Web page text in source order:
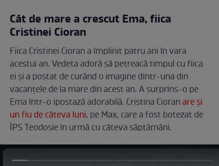
Cât de mare a crescut Ema, fiica
Cristinei Cioran
Fiica Cristinei Cioran a împlinit patru ani în vara
acestui an. Vedeta adoră să petreacă timpul cu fiica
ei și a postat de curând o imagine dintr-una din
vacanțele de la mare din acest an. A surprins-o pe
Ema într-o ipostază adorabilă. Cristina Cioranare și
un fiu de câteva luni, pe Max, care a fost botezat de
ÎPS Teodosie în urmă cu câteva săptămâni.